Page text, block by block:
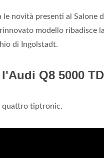
le novità presenti al Salone
modello ribadisce
di Ingolstadt.
Q8 5000
quattro tiptronic.